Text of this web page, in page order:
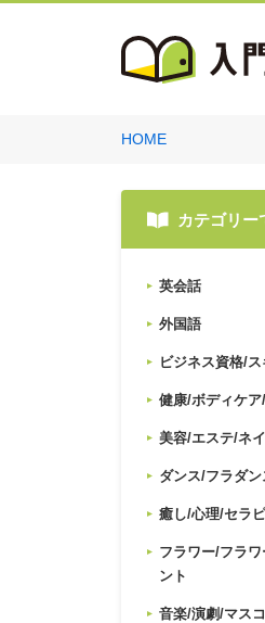
HOME
カテゴリー
英会話
外国語
ビジネス資格/
健康/ボディケア
美容/エステ/ネ
ダンス/フラダ
癒し/心理/セラ
フラワー/フラ
ント
音楽/演劇/マス